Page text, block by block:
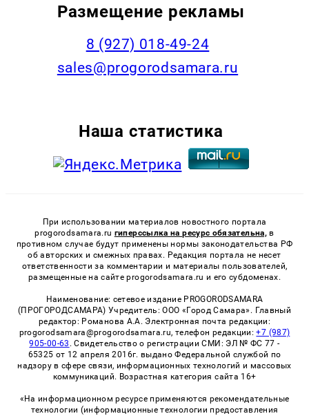
Размещение рекламы
8 (927) 018-49-24
sales@progorodsamara.ru
Наша статистика
При использовании материалов новостного портала
progorodsamara.ru гиперссылка на ресурс обязательна, в
противном случае будут применены нормы законодательства РФ
об авторских и смежных правах. Редакция портала не несет
ответственности за комментарии и материалы пользователей,
размещенные на сайте progorodsamara.ru и его субдоменах.
Наименование: сетевое издание PROGORODSAMARA
(ПРОГОРОДСАМАРА) Учредитель: ООО «Город Самара». Главный
редактор: Романова А.А. Электронная почта редакции:
progorodsamara@progorodsamara.ru, телефон редакции:+7 (987)
905-00-63 . Свидетельство о регистрации СМИ: ЭЛ № ФС 77 -
65325 от 12 апреля 2016г. выдано Федеральной службой по
надзору в сфере связи, информационных технологий и массовых
коммуникаций. Возрастная категория сайта 16+
«На информационном ресурсе применяются рекомендательные
технологии (информационные технологии предоставления